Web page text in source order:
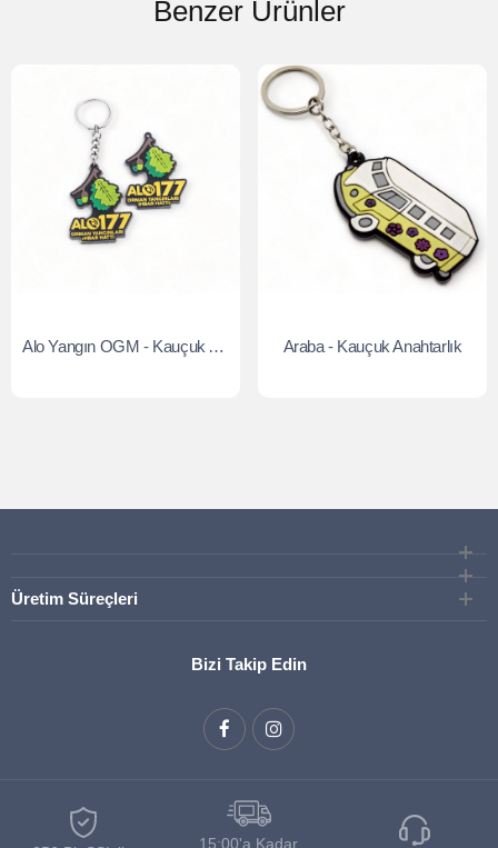
Benzer Ürünler
Alo Yangın OGM - Kauçuk Anahtarlık Araba - Kauçuk Anahtarlık
Üretim Süreçleri
Bizi Takip Edin
15:00'a Kadar